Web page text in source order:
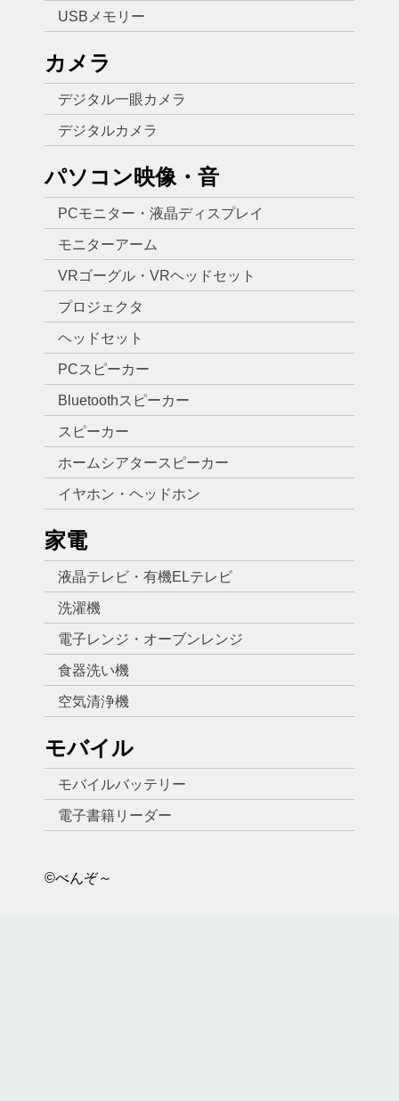
USBメモリー
カメラ
デジタル一眼カメラ
デジタルカメラ
パソコン映像・音
PCモニター・液晶ディスプレイ
モニターアーム
VRゴーグル・VRヘッドセット
プロジェクタ
ヘッドセット
PCスピーカー
Bluetoothスピーカー
スピーカー
ホームシアタースピーカー
イヤホン・ヘッドホン
家電
液晶テレビ・有機ELテレビ
洗濯機
電子レンジ・オーブンレンジ
食器洗い機
空気清浄機
モバイル
モバイルバッテリー
電子書籍リーダー
©べんぞ～